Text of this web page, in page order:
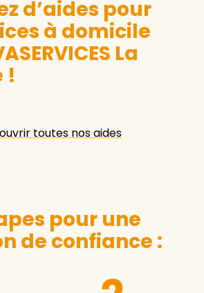
d’aides pour
à domicile
La
!
toutes nos aides
pour une
de confiance :